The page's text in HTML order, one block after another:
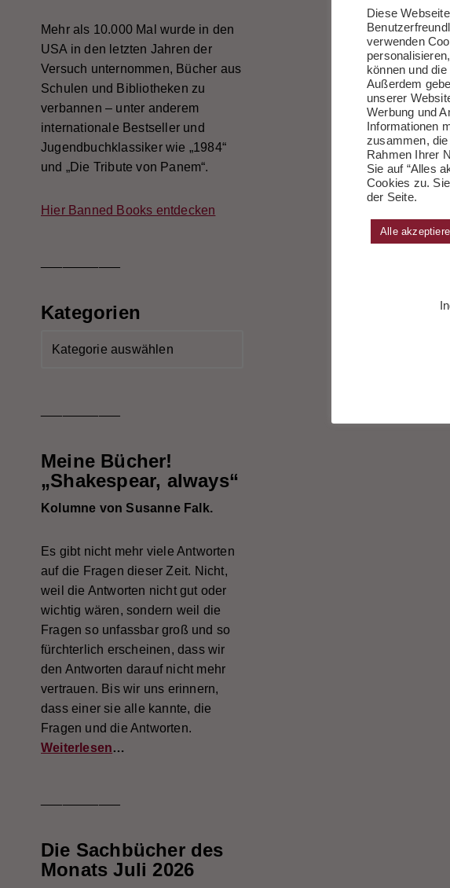
Mehr als 10.000 Mal wurde in den
USA in den letzten Jahren der
Versuch unternommen, Bücher aus
Schulen und Bibliotheken zu
verbannen – unter anderem
internationale Bestseller und
Jugendbuchklassiker wie „1984“
und „Die Tribute von Panem“.
Hier Banned Books entdecken
Kategorien
Meine Bücher!
„Shakespear, always“
Kolumne von Susanne Falk.
Es gibt nicht mehr viele Antworten
auf die Fragen dieser Zeit. Nicht,
weil die Antworten nicht gut oder
wichtig wären, sondern weil die
Fragen so unfassbar groß und so
fürchterlich erscheinen, dass wir
den Antworten darauf nicht mehr
vertrauen. Bis wir uns erinnern,
dass einer sie alle kannte, die
Fragen und die Antworten.
Weiterlesen…
Die Sachbücher des
Monats Juli 2026
Diese
verwenden
können und
Außerdem
unserer
Werbung und
Informationen
zusammen,
Rahmen Ihrer
Sie auf “Alles
Cookies zu.
der Seite.
Alle